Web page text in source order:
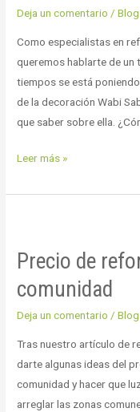
Deja un comentario /Blog
Como especialistas en
queremos hablarte de
tiempos se está
de la decoración Wabi
que saber sobre ella.
Sabi?
Leer más »
Precio de
comunidad
Deja un comentario /Blog
Tras nuestro artículo de
darte algunas ideas del
comunidad y hacer que
arreglar las zonas
reforma
un
portal
de
comunidad